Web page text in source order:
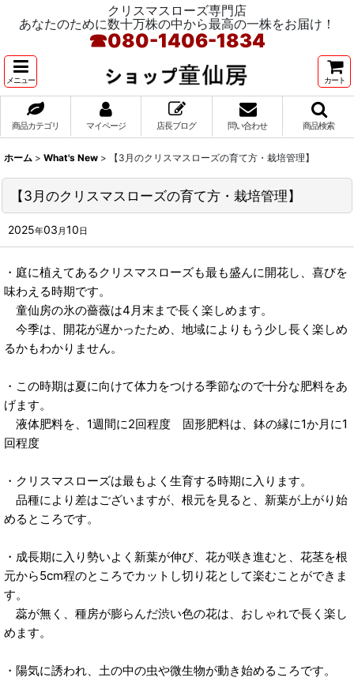
クリスマスローズ専門店
あなたのために数十万株の中から最高の一株をお届け！
☎080-1406-1834
メニュー カート
商品カテゴリ マイページ 店長ブログ 問い合わせ 商品検索
ホーム > What's New > 【3月のクリスマスローズの育て方・栽培管理】
【3月のクリスマスローズの育て方・栽培管理】
2025年03 月10日
・庭に植えてあるクリスマスローズも最も盛んに開花し、喜びを
味わえる時期です。
童仙房の氷の薔薇は4月末まで長く楽しめます。
今季は、開花が遅かったため、地域によりもう少し長く楽しめ
るかもわかりません。
・この時期は夏に向けて体力をつける季節なので十分な肥料をあ
げます。
液体肥料を、1週間に2回程度 固形肥料は、鉢の縁に1か月に1
回程度
・クリスマスローズは最もよく生育する時期に入ります。
品種により差はございますが、根元を見ると、新葉が上がり始
めるところです。
・成長期に入り勢いよく新葉が伸び、花が咲き進むと、花茎を根
元から5cm程のところでカットし切り花として楽むことができま
す。
蕊が無く、種房が膨らんだ渋い色の花は、おしゃれで長く楽し
めます。
・陽気に誘われ、土の中の虫や微生物が動き始めるころです。